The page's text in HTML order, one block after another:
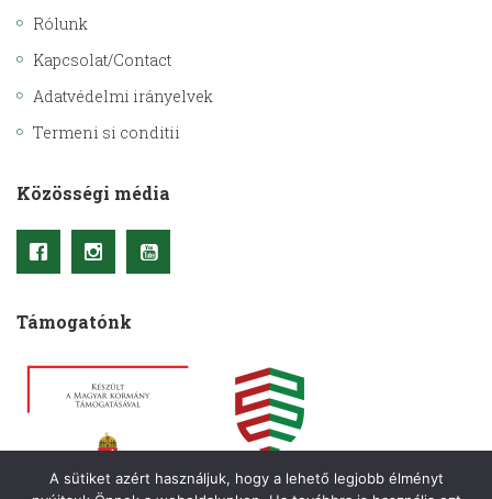
Rólunk
Kapcsolat/Contact
Adatvédelmi irányelvek
Termeni si conditii
Közösségi média
Támogatónk
A sütiket azért használjuk, hogy a lehető legjobb élményt